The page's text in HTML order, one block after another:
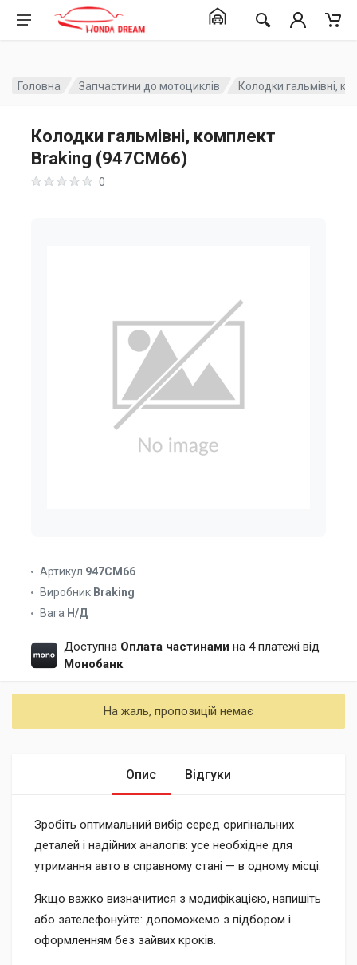
Головна Запчастини до мотоциклів Колодки гальмівні,
Колодки гальмівні, комплект
Braking (947CM66)
0
Артикул 947CM66
Виробник Braking
Вага Н/Д
Доступна Оплата частинами на 4 платежі від
Монобанк
На жаль, пропозицій немає
Опис Відгуки
Зробіть оптимальний вибір серед оригінальних
деталей і надійних аналогів: усе необхідне для
утримання авто в справному стані — в одному місці.
Якщо важко визначитися з модифікацією, напишіть
або зателефонуйте: допоможемо з підбором і
оформленням без зайвих кроків.